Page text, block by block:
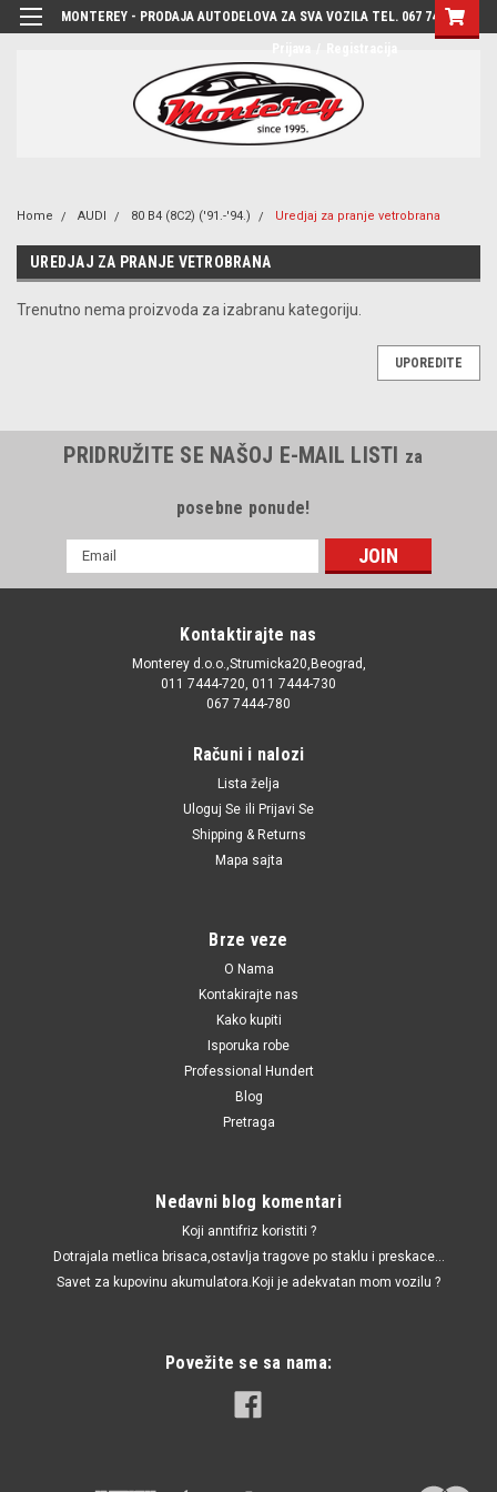
MONTEREY - PRODAJA AUTODELOVA ZA SVA VOZILA TEL. 067 7444-780
Home AUDI 80 B4 (8C2) ('91.-'94.) Uredjaj za pranje vetrobrana
UREDJAJ ZA PRANJE VETROBRANA
Trenutno nema proizvoda za izabranu kategoriju.
UPOREDITE
PRIDRUŽITE SE NAŠOJ E-MAIL LISTI za
posebne ponude!
mail
Kontaktirajte nas
Monterey d.o.o.,Strumicka20,Beograd,
011 7444-720, 011 7444-730
067 7444-780
Računi i nalozi
Lista želja
Uloguj Se ili Prijavi Se
Shipping & Returns
Mapa sajta
Brze veze
O Nama
Kontakirajte nas
Kako kupiti
Isporuka robe
Professional Hundert
Blog
Pretraga
Nedavni blog komentari
Koji anntifriz koristiti ?
Dotrajala metlica brisaca,ostavlja tragove po staklu i preskace...
Savet za kupovinu akumulatora.Koji je adekvatan mom vozilu ?
Povežite se sa nama: